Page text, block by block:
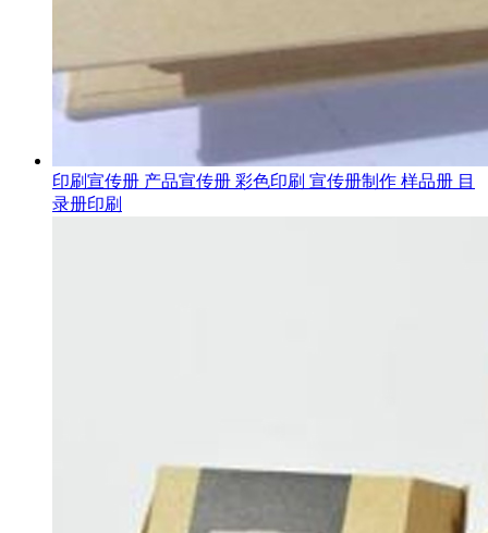
印刷宣传册 产品宣传册 彩色印刷 宣传册制作 样品册 目
录册印刷